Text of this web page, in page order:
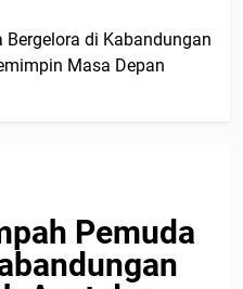
di Kabandungan
Masa Depan
Pemuda